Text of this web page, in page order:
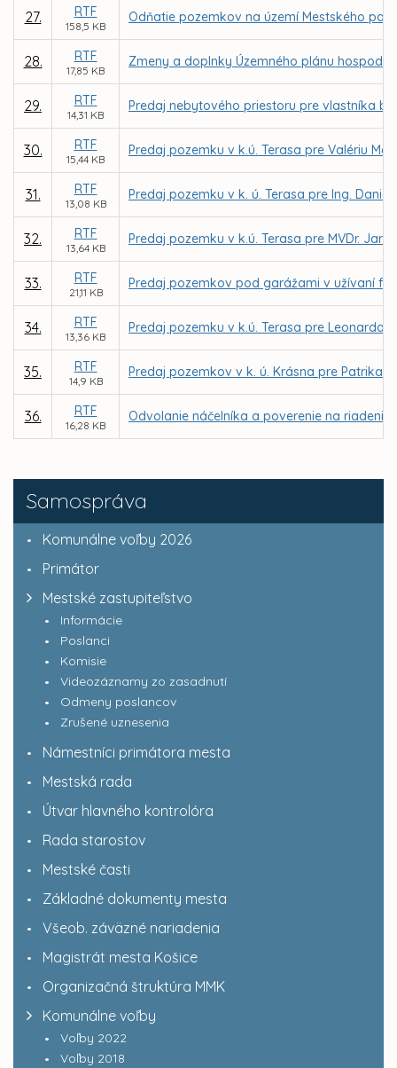
Samospráva
Komunálne voľby 2026
Primátor
Mestské zastupiteľstvo
Informácie
Poslanci
Komisie
Videozáznamy zo zasadnutí
Odmeny poslancov
Zrušené uznesenia
Námestníci primátora mesta
Mestská rada
Útvar hlavného kontrolóra
Rada starostov
Mestské časti
Základné dokumenty mesta
Všeob. záväzné nariadenia
Magistrát mesta Košice
Organizačná štruktúra MMK
Komunálne voľby
Voľby 2022
Voľby 2018
27. RTF
158,5 KB
Odňatie pozemkov na území Mestského
28. RTF
17,85 KB
Zmeny a doplnky Územného plánu
29. RTF
14,31 KB
Predaj nebytového priestoru pre vlastníka
30. RTF
15,44 KB
Predaj pozemku v k.ú. Terasa pre Valériu
31. RTF
13,08 KB
Predaj pozemku v k. ú. Terasa pre Ing.
32. RTF
13,64 KB
Predaj pozemku v k.ú. Terasa pre MVDr.
33. RTF
21,11 KB
Predaj pozemkov pod garážami v užívaní
34. RTF
13,36 KB
Predaj pozemku v k.ú. Terasa pre Leonarda
35. RTF
14,9 KB
Predaj pozemkov v k. ú. Krásna pre Patrika
36. RTF
16,28 KB
Odvolanie náčelníka a poverenie na riadenie